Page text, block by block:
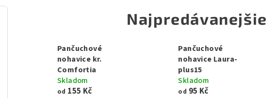
Najpredávanejšie
Pančuchové
nohavice kr.
Comfortia
Skladom
od 155 Kč
Pančuchové
nohavice Laura-
plus15
Skladom
od 95 Kč